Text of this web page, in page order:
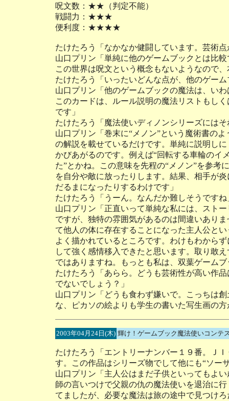
呪文数：★★（判定不能）
戦闘力：★★★
便利度：★★★★
たけたろう「なかなか健闘しています。芸術
山口プリン「単純に他のゲームブックとは比
この世界は呪文という概念もないようなので
たけたろう「いったいどんな点が、他のゲー
山口プリン「他のゲームブックの魔法は、い
このカードは、ルール説明の魔法リストもし
です」
たけたろう「魔法使いディノンシリーズには
山口プリン「巻末に“メノン”という魔術書の
の解説を載せているだけです。単純に説明し
かびあがるのです。例えば“回転する車輪のイ
た”とかね。この意味を先程の“メノン”を参考
を自分や敵に放ったりします。結果、相手が
だるまになったりするわけです」
たけたろう「うーん。なんだか難しそうですね
山口プリン「正直いって単純な私には、スト
ですが、独特の雰囲気があるのは間違いあり
て他人の体に存在することになった主人公と
よく描かれているところです。わけもわから
して強く感情移入できたと思います。取り敢
ではありますね。もっとも私は、双葉ゲーム
たけたろう「あらら。どうも芸術性が高い作
でないでしょう？」
山口プリン「どうも食わず嫌いで。こっちは
な、ピカソの絵よりも学生の書いた写生画の
2003年04月24日(木) 輝け！ゲームブック魔法使いコンテ
たけたろう「エントリーナンバー１９番。Ｊ
す。この作品はシリーズ物でして他にも“ソー
山口プリン「主人公はまだ子供といってもよ
師の言いつけで父親の仇の魔法使いを退治に
てましたが、必要な魔法は旅の途中で見つけ